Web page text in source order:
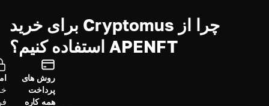
چرا از Cryptomus برای خرید
APENFT استفاده کنیم؟
روش های
پرداخت
همه کاره